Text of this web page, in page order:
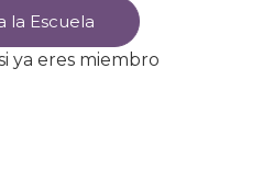
la Escuela
ya eres miembro